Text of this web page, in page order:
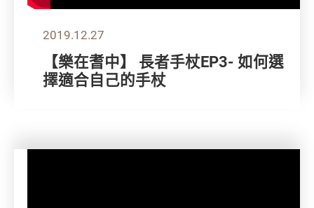
2019.12.27
【樂在耆中】 長者手杖EP3- 如何選
擇適合自己的手杖